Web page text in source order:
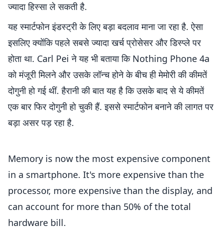
ज्यादा हिस्सा ले सकती है.
यह स्मार्टफोन इंडस्ट्री के लिए बड़ा बदलाव माना जा रहा है. ऐसा
इसलिए क्योंकि पहले सबसे ज्यादा खर्च प्रोसेसर और डिस्प्ले पर
होता था. Carl Pei ने यह भी बताया कि Nothing Phone 4a
को मंजूरी मिलने और उसके लॉन्च होने के बीच ही मेमोरी की कीमतें
दोगुनी हो गई थीं. हैरानी की बात यह है कि उसके बाद से ये कीमतें
एक बार फिर दोगुनी हो चुकी हैं. इससे स्मार्टफोन बनाने की लागत पर
बड़ा असर पड़ रहा है.
Memory is now the most expensive component
in a smartphone. It's more expensive than the
processor, more expensive than the display, and
can account for more than 50% of the total
hardware bill.